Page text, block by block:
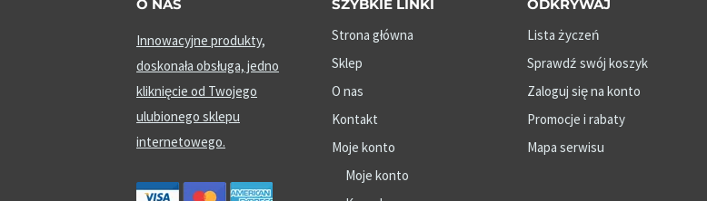
O NAS
Innowacyjne produkty,
doskonała obsługa, jedno
kliknięcie od Twojego
ulubionego sklepu
internetowego.
SZYBKIE LINKI
Strona główna
Sklep
O nas
Kontakt
Moje konto
Moje konto
ODKRYWAJ
Lista życzeń
Sprawdź swój koszyk
Zaloguj się na konto
Promocje i rabaty
Mapa serwisu